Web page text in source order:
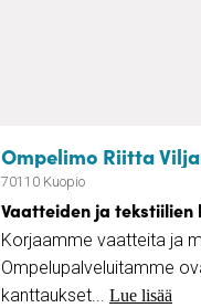
Ompelimo Riitta
70110 Kuopio
Vaatteiden ja tekstiilien
Korjaamme vaatteita ja
Ompelupalveluitamme
kanttaukset... Lue lisää